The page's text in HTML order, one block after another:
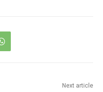
Next article